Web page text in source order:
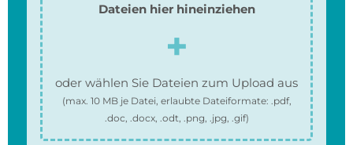
Dateien hier hineinziehen
oder wählen Sie Dateien zum Upload aus
(max. 10 MBje Datei, erlaubte Dateiformate: .pdf,
.doc, .docx, .odt, .png, .jpg, .gif)